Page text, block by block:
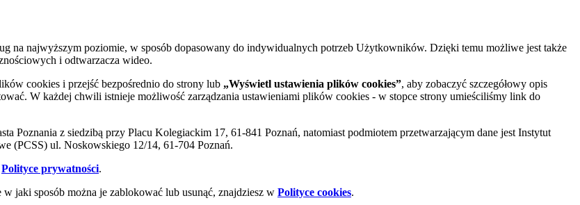
na najwyższym poziomie, w sposób dopasowany do indywidualnych potrzeb Użytkowników. Dzięki temu możliwe jest także
i odtwarzacza wideo.
cookies i przejść bezpośrednio do strony lub „Wyświetl ustawienia plików cookies”, aby zobaczyć szczegółowy opis
W każdej chwili istnieje możliwość zarządzania ustawieniami plików cookies - w stopce strony umieściliśmy link do
Poznania z siedzibą przy Placu Kolegiackim 17, 61-841 Poznań, natomiast podmiotem przetwarzającym dane jest Instytut
(PCSS) ul. Noskowskiego 12/14, 61-704 Poznań.
Polityce prywatności.
jaki sposób można je zablokować lub usunąć, znajdziesz w Polityce cookies.